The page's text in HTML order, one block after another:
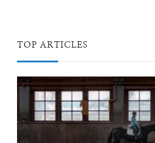
TOP ARTICLES